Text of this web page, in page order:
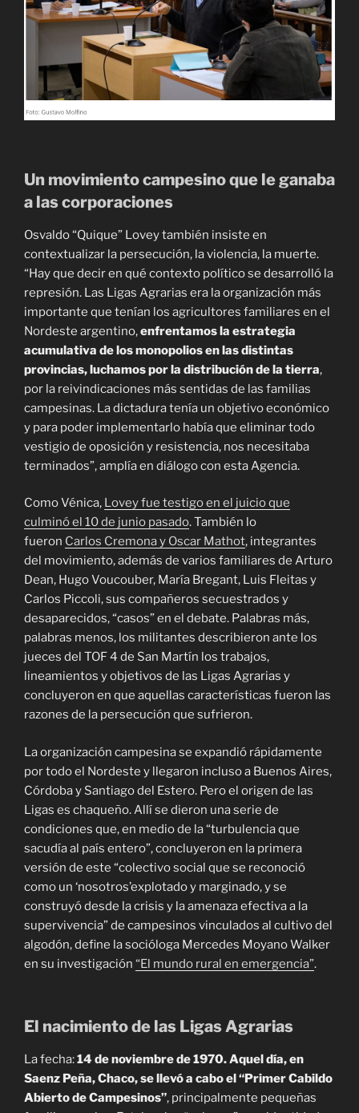
Un movimiento campesino que le ganaba
a las corporaciones
Osvaldo “Quique” Lovey también insiste en
contextualizar la persecución, la violencia, la muerte.
“Hay que decir en qué contexto político se desarrolló la
represión. Las Ligas Agrarias era la organización más
importante que tenían los agricultores familiares en el
Nordeste argentino,enfrentamos la estrategia
acumulativa de los monopolios en las distintas
provincias, luchamos por la distribución de la tierra,
por la reivindicaciones más sentidas de las familias
campesinas. La dictadura tenía un objetivo económico
y para poder implementarlo había que eliminar todo
vestigio de oposición y resistencia, nos necesitaba
terminados”, amplía en diálogo con esta Agencia.
Como Vénica, Lovey fue testigo en el juicio que
culminó el 10 de junio pasado. También lo
fueron Carlos Cremona y Oscar Mathot, integrantes
del movimiento, además de varios familiares de Arturo
Dean, Hugo Voucouber, María Bregant, Luis Fleitas y
Carlos Piccoli, sus compañeros secuestrados y
desaparecidos, “casos” en el debate. Palabras más,
palabras menos, los militantes describieron ante los
jueces del TOF 4 de San Martín los trabajos,
lineamientos y objetivos de las Ligas Agrarias y
concluyeron en que aquellas características fueron las
razones de la persecución que sufrieron.
La organización campesina se expandió rápidamente
por todo el Nordeste y llegaron incluso a Buenos Aires,
Córdoba y Santiago del Estero. Pero el origen de las
Ligas es chaqueño. Allí se dieron una serie de
condiciones que, en medio de la “turbulencia que
sacudía al país entero”, concluyeron en la primera
versión de este “colectivo social que se reconoció
como un ‘nosotros’explotado y marginado, y se
construyó desde la crisis y la amenaza efectiva a la
supervivencia” de campesinos vinculados al cultivo del
algodón, define la socióloga Mercedes Moyano Walker
en su investigación “El mundo rural en emergencia”.
El nacimiento de las Ligas Agrarias
La fecha:14 de noviembre de 1970. Aquel día, en
Saenz Peña, Chaco, se llevó a cabo el “Primer Cabildo
Abierto deCampesinos”, principalmente pequeñas